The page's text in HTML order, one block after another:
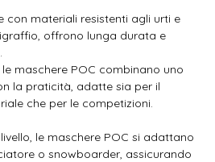
con materiali resistenti agli urti e
offrono lunga durata e
le maschere POC combinano uno
la praticità, adatte sia per il
che per le competizioni.
le maschere POC si adattano
o snowboarder, assicurando